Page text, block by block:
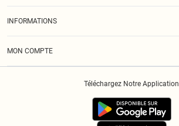
INFORMATIONS
MON COMPTE
Téléchargez Notre Application